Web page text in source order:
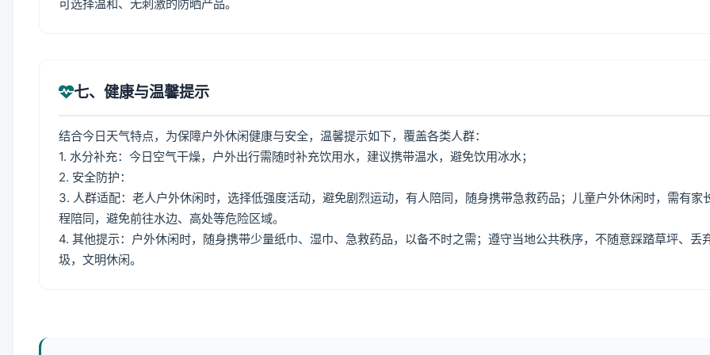
可选择温和、无刺激的防晒产品。
七、健康与温馨提示
结合今日天气特点，为保障户外休闲健康与安全，温馨提示如下，覆盖各类人群：
1. 水分补充：今日空气干燥，户外出行需随时补充饮用水，建议携带温水，避免饮用冰水；
2. 安全防护：
3. 人群适配：老人户外休闲时，选择低强度活动，避免剧烈运动，有人陪同，随身携带急救药品；儿童户外休闲时，需有家
程陪同，避免前往水边、高处等危险区域。
4. 其他提示：户外休闲时，随身携带少量纸巾、湿巾、急救药品，以备不时之需；遵守当地公共秩序，不随意踩踏草坪、丢
圾，文明休闲。